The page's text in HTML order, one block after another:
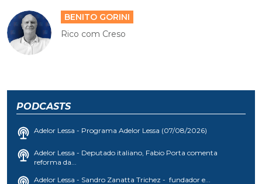
BENITO GORINI
Rico com Creso
PODCASTS
Adelor Lessa - Programa Adelor Lessa (07/08/2026)
Adelor Lessa - Deputado italiano, Fabio Porta comenta
reforma da...
Adelor Lessa - Sandro Zanatta Trichez - fundador e...